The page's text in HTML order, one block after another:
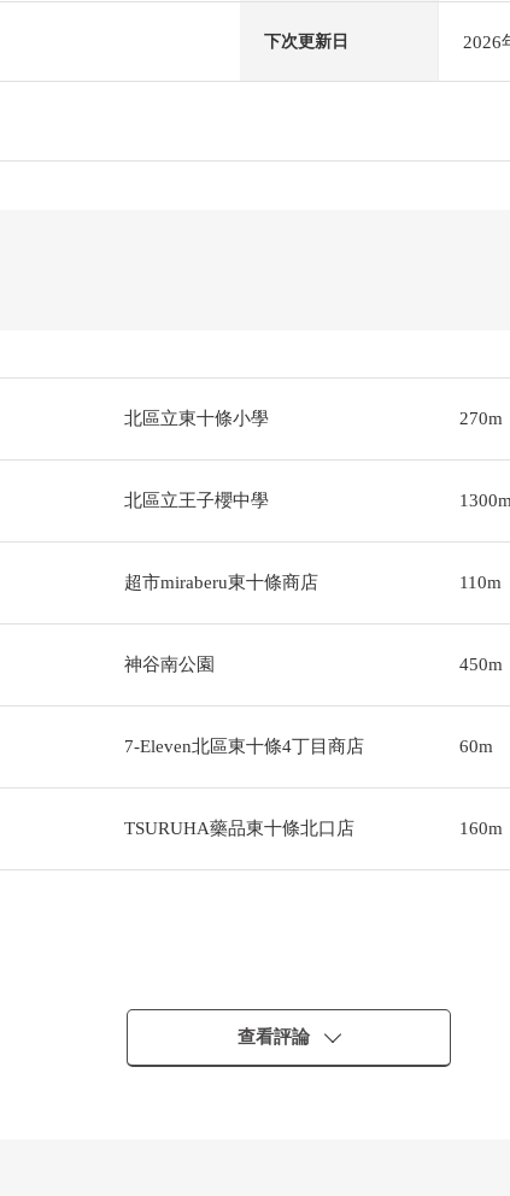
下次更新日 2026
北區立東十條小學 270m
北區立王子櫻中學
超市miraberu東十條商店 110m
神谷南公園 450m
7-Eleven北區東十條4丁目商店 60m
TSURUHA藥品東十條北口店 160m
查看評論